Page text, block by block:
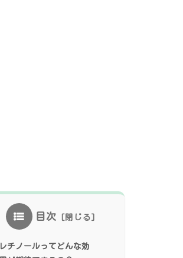
目次
レチノールってどんな効